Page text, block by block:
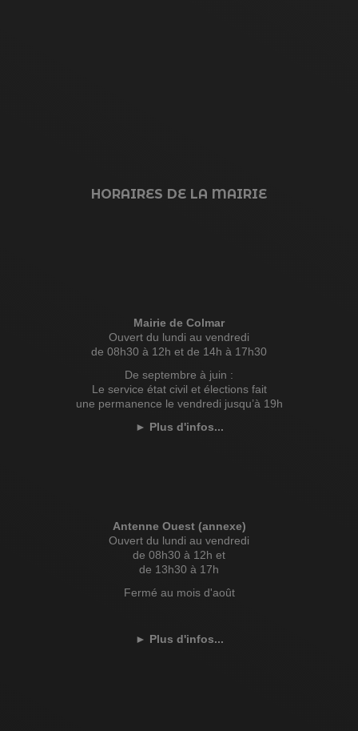
HORAIRES DE LA MAIRIE
Mairie de Colmar
Ouvert du lundi au vendredi
de 08h30 à 12h et de 14h à 17h30
De septembre à juin :
Le service état civil et élections fait
une permanence le vendredi jusqu’à 19h
► Plus d'infos...
Antenne Ouest (annexe)
Ouvert du lundi au vendredi
de 08h30 à 12h et
de 13h30 à 17h
Fermé au mois d'août
► Plus d'infos...